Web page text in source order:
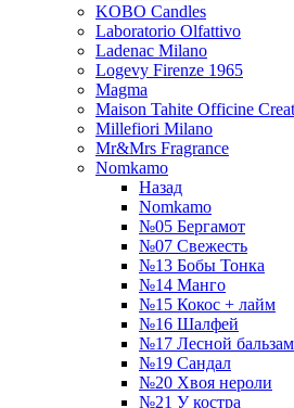
KOBO Candles
Laboratorio Olfattivo
Ladenac Milano
Logevy Firenze 1965
Magma
Maison Tahite Officine
Millefiori Milano
Mr&Mrs Fragrance
Nomkamo
Назад
Nomkamo
№05 Бергамот
№07 Свежесть
№13 Бобы Тонка
№14 Манго
№15 Кокос + лайм
№16 Шалфей
№17 Лесной бальзам
№19 Сандал
№20 Хвоя нероли
№21 У костра